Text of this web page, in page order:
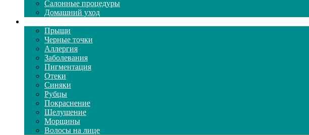
Салонные процедуры
Домашний уход
Прыщи
Черные точки
Аллергия
Заболевания
Пигментация
Отеки
Синяки
Рубцы
Покраснение
Шелушение
Морщины
Волосы на лице